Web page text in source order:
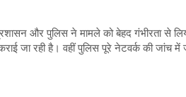
और पुलिस ने मामले को बेहद गंभीरता से
जा रही है। वहीं पुलिस पूरे नेटवर्क की जांच